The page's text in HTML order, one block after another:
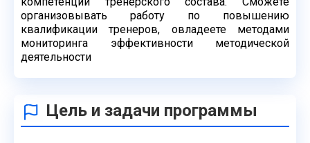
организовывать работу по повышению
квалификации тренеров, овладеете методами
мониторинга эффективности методической
деятельности
Цель и задачи программы